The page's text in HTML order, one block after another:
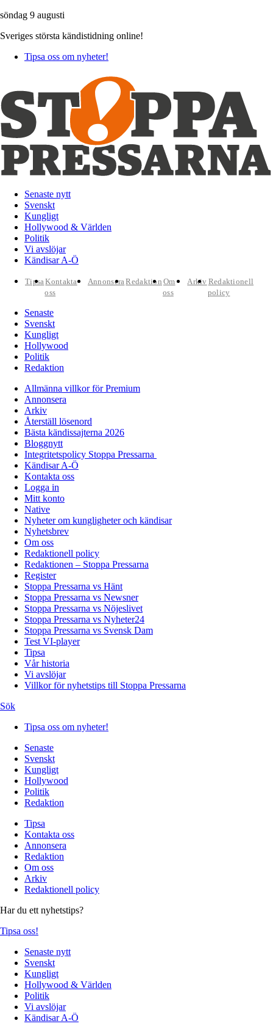
söndag 9 augusti
Sveriges största kändistidning online!
Tipsa oss om nyheter!
Senaste nytt
Svenskt
Kungligt
Hollywood & Världen
Politik
Vi avslöjar
Kändisar A-Ö
TipsaKontakta
oss
AnnonseraRedaktion Om
oss
Arkiv Redaktionell
policy
Senaste
Svenskt
Kungligt
Hollywood
Politik
Redaktion
Allmänna villkor för Premium
Annonsera
Arkiv
Återställ lösenord
Bästa kändissajterna 2026
Bloggnytt
Integritetspolicy Stoppa Pressarna
Kändisar A-Ö
Kontakta oss
Logga in
Mitt konto
Native
Nyheter om kungligheter och kändisar
Nyhetsbrev
Om oss
Redaktionell policy
Redaktionen – Stoppa Pressarna
Register
Stoppa Pressarna vs Hänt
Stoppa Pressarna vs Newsner
Stoppa Pressarna vs Nöjeslivet
Stoppa Pressarna vs Nyheter24
Stoppa Pressarna vs Svensk Dam
Test VI-player
Tipsa
Vår historia
Vi avslöjar
Villkor för nyhetstips till Stoppa Pressarna
Sök
Tipsa oss om nyheter!
Senaste
Svenskt
Kungligt
Hollywood
Politik
Redaktion
Tipsa
Kontakta oss
Annonsera
Redaktion
Om oss
Arkiv
Redaktionell policy
Har du ett nyhetstips?
Tipsa oss!
Senaste nytt
Svenskt
Kungligt
Hollywood & Världen
Politik
Vi avslöjar
Kändisar A-Ö